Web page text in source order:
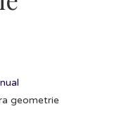
geometrie